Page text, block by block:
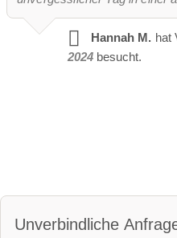
Hannah M. hat
2024 besucht.
Unverbindliche